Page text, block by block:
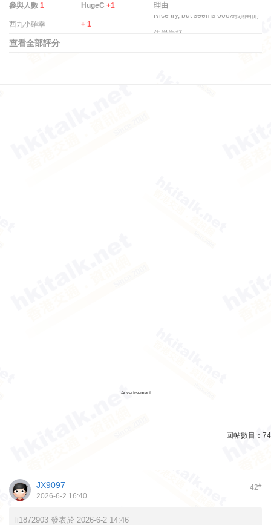
參與人數 1 HugeC+1 理由
西九小確幸 + 1
Nice try, but seems 608馬頭圍開
先岩岩好 ...
查看全部評分
Advertisement
回帖數目： 74
42#
JX9097
2026-6-2 16:40
li1872903 發表於 2026-6-2 14:46